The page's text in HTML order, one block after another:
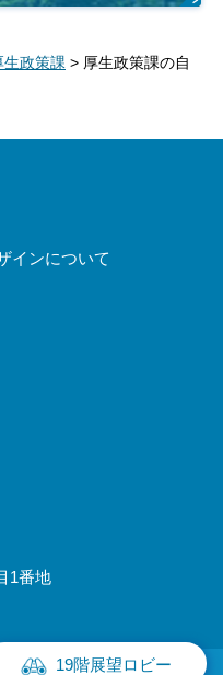
生政策課 > 厚生政策課の自
インについて
1番地
19階展望ロビー